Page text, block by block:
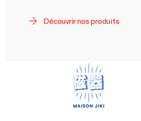
Découvrir nos produits